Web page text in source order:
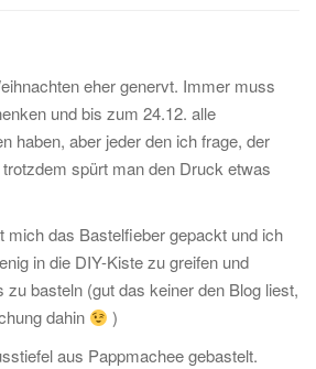
eher genervt. Immer muss
und bis zum 24.12. alle
haben, aber jeder den ich frage, der
spürt man den Druck etwas
das Bastelfieber gepackt und ich
in die DIY-Kiste zu greifen und
zu basteln (gut das keiner den Blog liest,
dahin
)
aus Pappmachee gebastelt.